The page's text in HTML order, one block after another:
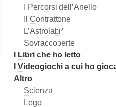
I Percorsi dell’Anello
Contrattone
L’Astrolabi*
Sovraccoperte
Libri che ho letto
Videogiochi a cui ho
Altro
Scienza
Lego